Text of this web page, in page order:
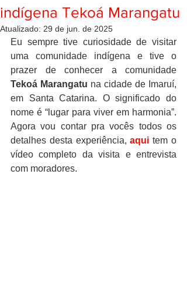
indígena Tekoá Marangatu
Atualizado: 29 de jun. de 2025
Eu sempre tive curiosidade de visitar
uma comunidade indígena e tive o
Tekoá Marangatu na cidade de Imaruí,
em Santa Catarina. O significado do
nome é “lugar para viver em harmonia”.
Agora vou contar pra vocês todos os
detalhes desta experiência, aqui tem o
vídeo completo da visita e entrevista
com moradores.